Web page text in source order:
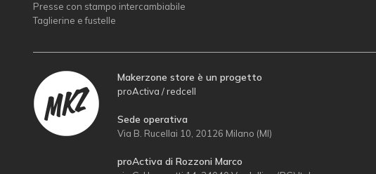
Presse con stampo intercambiabile
Taglierine e fustelle
Makerzone store è un progetto
proActiva / redcell
Sede operativa
Via B. Rucellai 10, 20126 Milano (MI)
proActiva di Rozzoni Marco